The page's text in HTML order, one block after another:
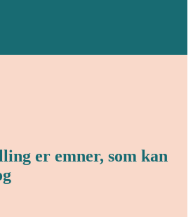
er emner, som kan